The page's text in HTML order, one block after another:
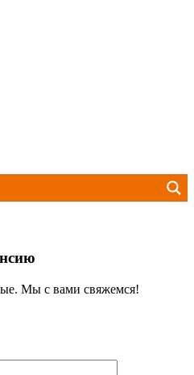
Мы с вами свяжемся!